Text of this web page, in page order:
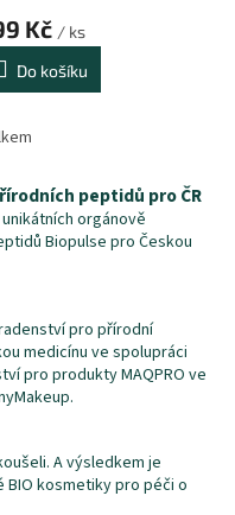
Kč / ks
Do košíku
peptidů pro ČR
orgánově
Biopulse pro Českou
pro přírodní
medicínu ve spolupráci
pro produkty MAQPRO ve
A výsledkem je
kosmetiky pro péči o